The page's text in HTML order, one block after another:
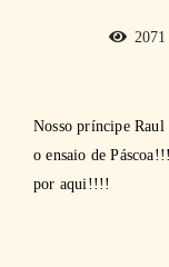
2071
Nosso príncipe Raul
o ensaio de
por aqui!!!!